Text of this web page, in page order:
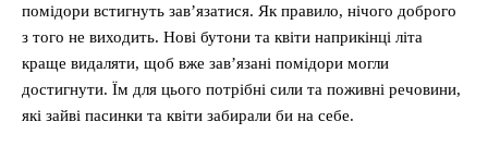
помідори встигнуть зав’язатися. Як правило, нічого доброго
з того не виходить. Нові бутони та квіти наприкінці літа
краще видаляти, щоб вже зав’язані помідори могли
достигнути. Їм для цього потрібні сили та поживні речовини,
які зайві пасинки та квіти забирали би на себе.